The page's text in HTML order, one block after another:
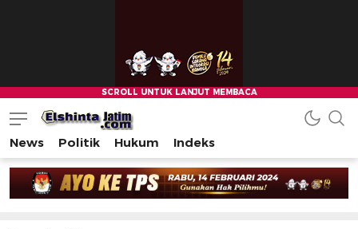
News Politik Hukum Indeks